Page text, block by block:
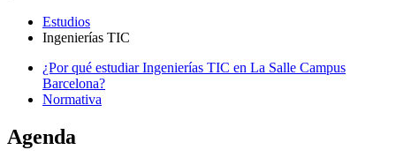
Estudios
Ingenierías TIC
¿Por qué estudiar Ingenierías TIC en La Salle Campus
Barcelona?
Normativa
Agenda